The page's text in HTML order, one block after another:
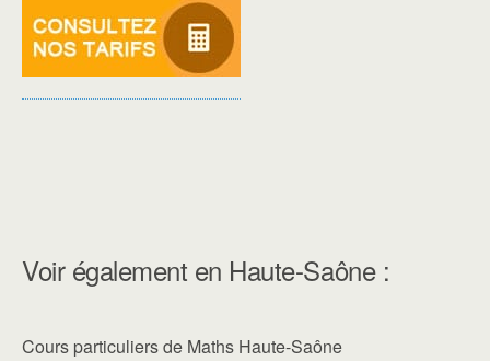
Voir également en Haute-Saône :
Cours particuliers de Maths Haute-Saône